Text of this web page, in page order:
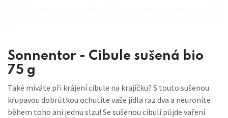
Sonnentor - Cibule sušená bio
75 g
Také míváte při krájení cibule na krajíčku? S touto sušenou
křupavou dobrůtkou ochutíte vaše jídla raz dva a neuroníte
během toho ani jednu slzu! Se sušenou cibulí půjde vaření